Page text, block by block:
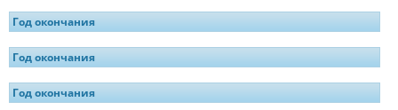
Год окончания
Год окончания
Год окончания